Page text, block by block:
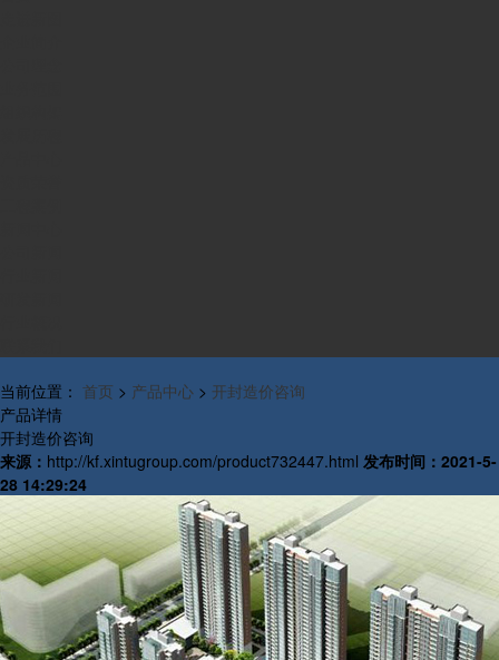
当前位置： 首页 > 产品中心 > 开封造价咨询
产品详情
开封造价咨询
来源： http://kf.xintugroup.com/product732447.html 发布时间： 2021-5-
28 14:29:24